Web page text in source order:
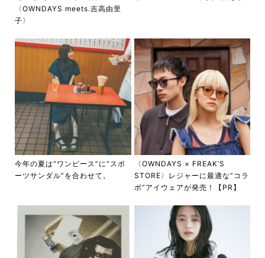
〈OWNDAYS meets.吉高由里
子〉
今年の夏は“ワンピース”に“スポ
ーツサンダル”を合わせて。
〈OWNDAYS × FREAK’S
STORE〉レジャーに最適な”コラ
ボ”アイウェアが発売！【PR】